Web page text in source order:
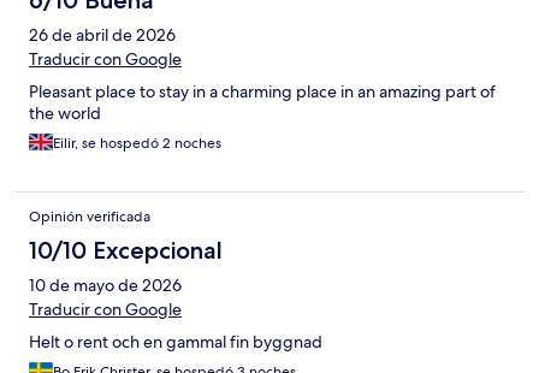
26 de abril de 2026
Traducir con Google
Pleasant place to stay in a charming place in an amazing part of
the world
Eilir, se hospedó 2 noches
Opinión verificada
10/10 Excepcional
10 de mayo de 2026
Traducir con Google
Helt o rent och en gammal fin byggnad